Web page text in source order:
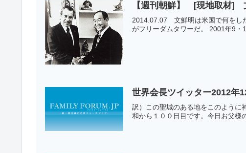
【週刊朝鮮】 [現地取材]
2014.07.07 文鮮明は米国で何をし
がフリーダムタワーだ。 2001年9
世界会長ツイッター2012
訳）この聖城のある地をこのよう
和から１００日目です。今日お父様